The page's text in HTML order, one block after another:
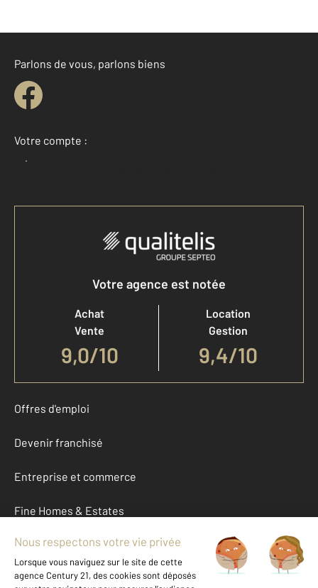
Parlons de vous, parlons biens
Votre compte :
Votre agence est notée
Achat
Vente
9,0/10
Location
Gestion
9,4/10
Offres d'emploi
Devenir franchisé
Entreprise et commerce
Fine Homes & Estates
À propos
International